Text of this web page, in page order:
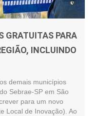
GRATUITAS PARA
INCLUINDO
demais municípios
Sebrae-SP em São
para um novo
Local de Inovação). Ao